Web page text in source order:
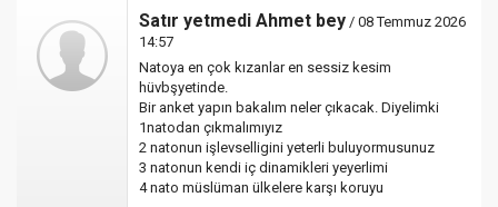
Satır yetmedi Ahmet bey / 08 Temmuz 2026
14:57
Natoya en çok kızanlar en sessiz kesim
hüvbşyetinde.
Bir anket yapın bakalım neler çıkacak. Diyelimki
1natodan çıkmalımıyız
2 natonun işlevselligini yeterli buluyormusunuz
3 natonun kendi iç dinamikleri yeyerlimi
4 nato müslüman ülkelere karşı koruyu